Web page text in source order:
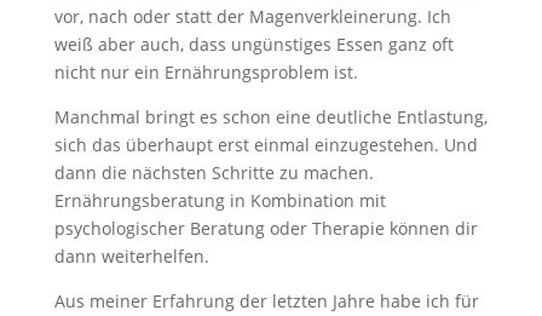
vor, nach oder statt der Magenverkleinerung. Ich
weiß aber auch, dass ungünstiges Essen ganz oft
nicht nur ein Ernährungsproblem ist.
Manchmal bringt es schon eine deutliche Entlastung,
sich das überhaupt erst einmal einzugestehen. Und
dann die nächsten Schritte zu machen.
Ernährungsberatung in Kombination mit
psychologischer Beratung oder Therapie können dir
dann weiterhelfen.
Aus meiner Erfahrung der letzten Jahre habe ich für